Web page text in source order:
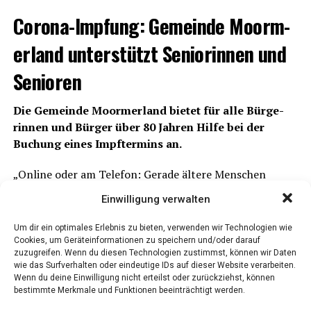
Einwilligung verwalten
Um dir ein optimales Erlebnis zu bieten, verwenden wir Technologien wie
Cookies, um Geräteinformationen zu speichern und/oder darauf
zuzugreifen. Wenn du diesen Technologien zustimmst, können wir Daten
wie das Surfverhalten oder eindeutige IDs auf dieser Website verarbeiten.
Wenn du deine Einwilligung nicht erteilst oder zurückziehst, können
bestimmte Merkmale und Funktionen beeinträchtigt werden.
Coro­na-Imp­fung: Gemein­de Moorm­
er­land unter­stützt Senio­rin­nen und
Senioren
Die Gemein­de Moorm­er­land bie­tet für alle Bür­ge­
rin­nen und Bür­ger über 80 Jah­ren Hil­fe bei der
Buchung eines Impf­ter­mins an.
„Online oder am Tele­fon: Gera­de älte­re Men­schen
haben oft Pro­ble­me, sich einen Impf­ter­min zu besor­gen.
Die über 80-Jäh­ri­gen zäh­len zu den Men­schen, wel­che
die Schutz­imp­fung beson­ders drin­gend benö­ti­gen, des­
halb möch­te die Gemein­de dazu bei­tra­gen, mög­li­che
Hür­den aus dem Weg zu räu­men“, so Bür­ger­meis­te­rin
Bet­ti­na Stöhr.
WEITERLESEN